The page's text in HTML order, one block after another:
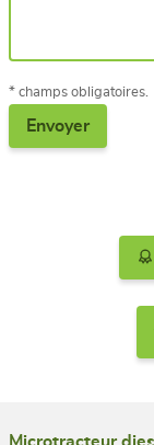
* champs obligatoires.